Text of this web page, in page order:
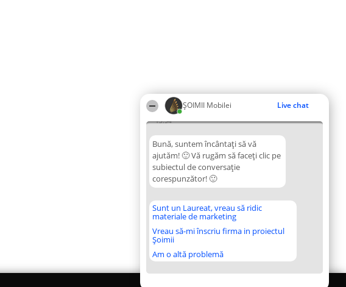
ȘOIMII Mobilei Live chat
13:54
Bună, suntem încântați să vă
ajutăm! 🙂 Vă rugăm să faceți clic pe
subiectul de conversație
corespunzător! 🙂
Sunt un Laureat, vreau să ridic
materiale de marketing
Vreau să-mi înscriu firma in proiectul
Șoimii
Am o altă problemă